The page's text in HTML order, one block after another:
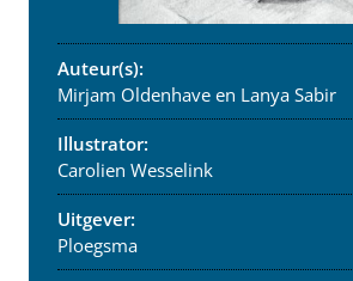
Auteur(s):
Mirjam Oldenhave en Lanya Sabir
Illustrator:
Carolien Wesselink
Uitgever:
Ploegsma